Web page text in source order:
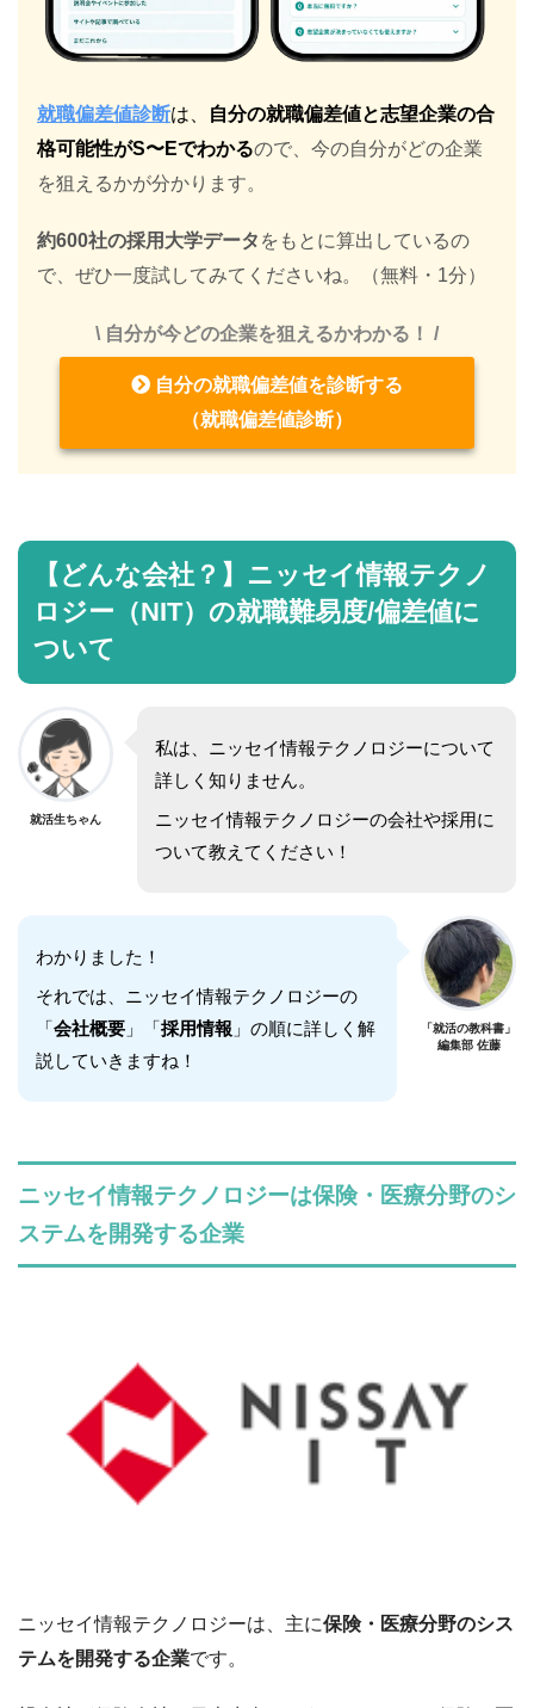
就職偏差値診断は、
自分の就職偏差値と志望企業の合
格可能性がS〜Eでわかるので、今の自分がどの企業
を狙えるかが分かります。
約600社の採用大学データ をもとに算出しているの
で、ぜひ一度試してみてくださいね。（無料・1分）
\ 自分が今どの企業を狙えるかわかる！ /
自分の就職偏差値を診断する
（就職偏差値診断）
【どんな会社？】ニッセイ情報テクノ
ロジー（NIT）の就職難易度/偏差値に
ついて
就活生ちゃん
私は、ニッセイ情報テクノロジーについて
詳しく知りません。
ニッセイ情報テクノロジーの会社や採用に
ついて教えてください！
わかりました！
それでは、ニッセイ情報テクノロジーの
「会社概要 」「採用情報 」の順に詳しく解
説していきますね！
「就活の教科書」
編集部 佐藤
ニッセイ情報テクノロジーは保険・医療分野のシ
ステムを開発する企業
ニッセイ情報テクノロジーは、主に保険・医療分野のシス
テムを開発する企業です。